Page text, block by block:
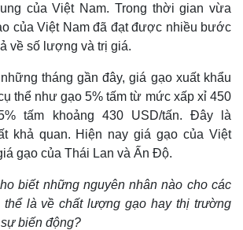
của Việt Nam. Trong thời gian vừa
của Việt Nam đã đạt được nhiều bước
về số lượng và trị giá.
tháng gần đây, giá gạo xuất khẩu
thể như gạo 5% tấm từ mức xấp xỉ 450
tấm khoảng 430 USD/tấn. Đây là
khả quan. Hiện nay giá gạo của Việt
gạo của Thái Lan và Ấn Độ.
biết những nguyên nhân nào cho các
là về chất lượng gạo hay thị trường
biến động?